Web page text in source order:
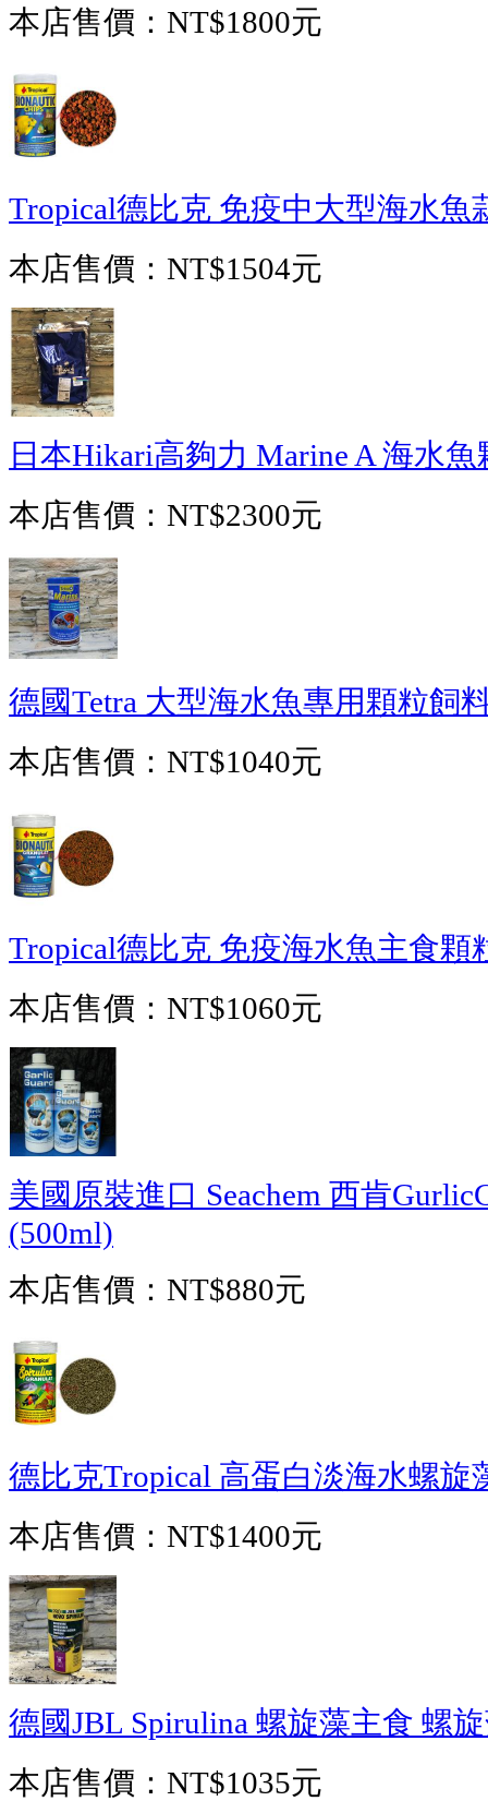
本店售價： NT$1800元
Tropical德比克 免疫中大型海水魚
本店售價： NT$1504元
日本Hikari高夠力 Marine A 海水
本店售價： NT$2300元
德國Tetra 大型海水魚專用顆粒飼
本店售價： NT$1040元
Tropical德比克 免疫海水魚主食顆
本店售價： NT$1060元
美國原裝進口 Seachem 西肯
(500ml)
本店售價： NT$880元
德比克Tropical 高蛋白淡海水螺旋
本店售價： NT$1400元
德國JBL Spirulina 螺旋藻主食 螺
本店售價： NT$1035元